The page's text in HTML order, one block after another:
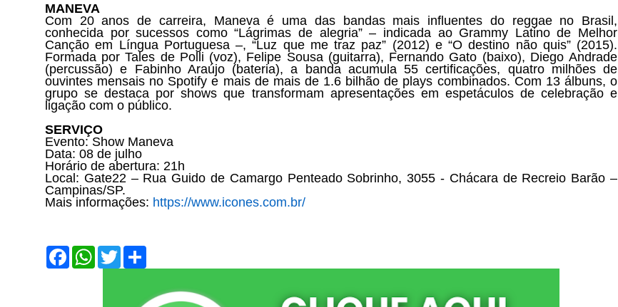
MANEVA
Com 20 anos de carreira, Maneva é uma das bandas mais influentes do reggae no Brasil,
conhecida por sucessos como “Lágrimas de alegria” – indicada ao Grammy Latino de Melhor
Canção em Língua Portuguesa –, “Luz que me traz paz” (2012) e “O destino não quis” (2015).
Formada por Tales de Polli (voz), Felipe Sousa (guitarra), Fernando Gato (baixo), DiegoAndrade
(percussão) e Fabinho Araújo (bateria), a banda acumula 55 certificações, quatro milhões de
ouvintes mensais no Spotify e mais de mais de 1.6 bilhão de plays combinados. Com 13 álbuns, o
grupo se destaca por shows que transformam apresentações em espetáculos de celebração e
ligação com o público.
SERVIÇO
Evento: Show Maneva
Data: 08 de julho
Horário de abertura: 21h
Local: Gate22 – Rua Guido de Camargo Penteado Sobrinho, 3055 - Chácara de Recreio Barão –
Campinas/SP.
Mais informações: https://www.icones.com.br/
F
a
W
h
T
w
e